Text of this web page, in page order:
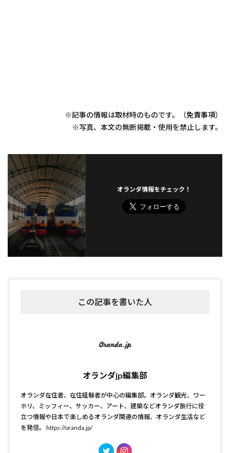
※記事の情報は取材時のものです。（免責事項）
※写真、本文の無断掲載・使用を禁止します。
オランダ情報をチェック！
この記事を書いた人
オランダjp編集部
オランダ在住者、在住経験者が中心の編集部。オランダ観光、ワー
ホリ、ミッフィー、サッカー、アート、建築などオランダ旅行に役
立つ情報や日本で楽しめるオランダ関連の情報、オランダ生活など
を発信。 https://oranda.jp/